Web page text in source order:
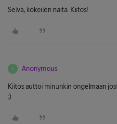
Selvä, kokeilen näitä. Kiitos!
A Anonymous
Kiitos auttoi minunkin ongelmaan
:)